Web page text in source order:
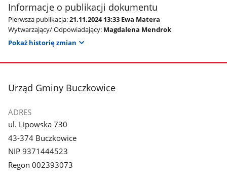
Informacje o publikacji dokumentu
Pierwsza publikacja:21.11.2024 13:33 Ewa Matera
Wytwarzający/ Odpowiadający: Magdalena Mendrok
Pokaż historię zmian
stopka
Urząd Gminy Buczkowice
ADRES
ul. Lipowska 730
43-374 Buczkowice
NIP 9371444523
Regon 002393073